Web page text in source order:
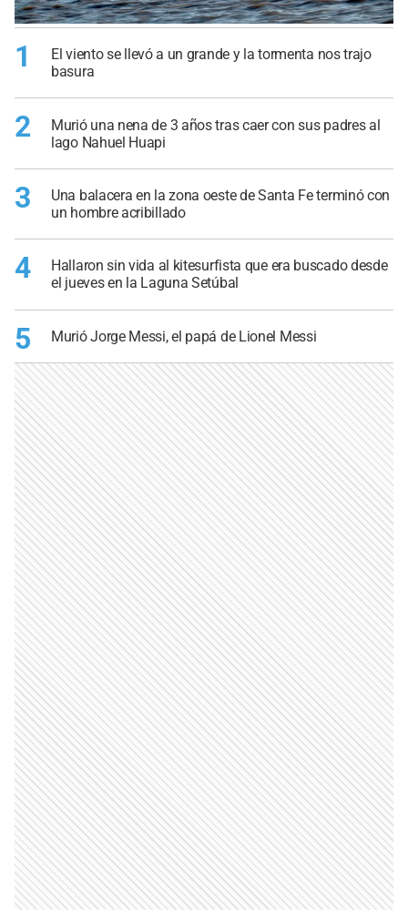
1
El viento se llevó a un grande y la tormenta nos trajo
basura
2
Murió una nena de 3 años tras caer con sus padres al
lago Nahuel Huapi
3
Una balacera en la zona oeste de Santa Fe terminó con
un hombre acribillado
4
Hallaron sin vida al kitesurfista que era buscado desde
el jueves en la Laguna Setúbal
5 Murió Jorge Messi, el papá de Lionel Messi